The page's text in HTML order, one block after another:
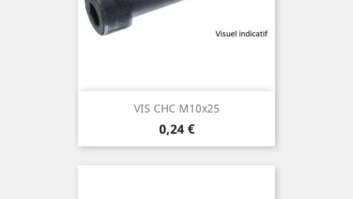
VIS CHC M10x25
Prix
0,24 €